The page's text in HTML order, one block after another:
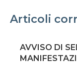
Articoli
AVVISO DI